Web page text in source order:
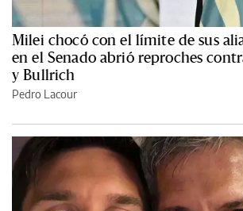
Milei chocó con el límite de sus
en el Senado abrió reproches
y Bullrich
Pedro Lacour